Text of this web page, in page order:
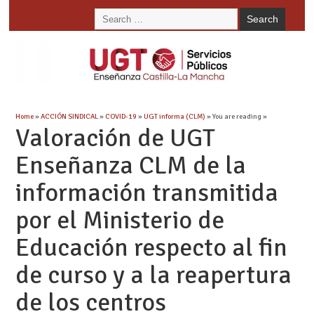
Home»ACCIÓN SINDICAL» COVID-19 »UGT informa (CLM) » You are reading »
Valoración de UGT
Enseñanza CLM de la
información transmitida
por el Ministerio de
Educación respecto al fin
de curso y a la reapertura
de los centros